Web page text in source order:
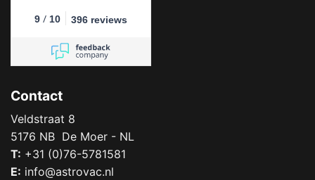
9 / 10 396 reviews
Contact
Veldstraat 8
5176 NB De Moer - NL
T: +31 (0)76-5781581
E: info@astrovac.nl